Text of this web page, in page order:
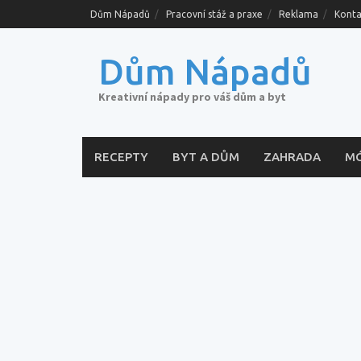
to
Dům Nápadů Pracovní stáž a praxe Reklama
Dům Nápadů
Kreativní nápady pro váš dům a byt
RECEPTY BYT A DŮM ZAHRADA